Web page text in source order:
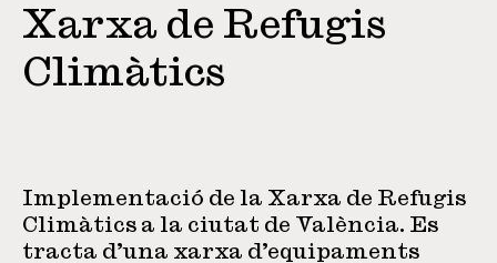
Xarxa de Refugis
Climàtics
Implementació de la Xarxa de Refugis
Climàtics a la ciutat de València. Es
tracta d’una xarxa d’equipaments